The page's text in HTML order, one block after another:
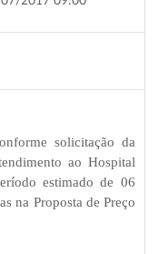
solicitação da
ao Hospital
estimado de 06
na Proposta de Preço